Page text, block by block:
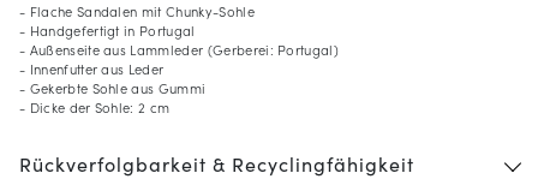
- Flache Sandalen mit Chunky-Sohle
- Handgefertigt in Portugal
- Außenseite aus Lammleder (Gerberei: Portugal)
- Innenfutter aus Leder
- Gekerbte Sohle aus Gummi
- Dicke der Sohle: 2 cm
Rückverfolgbarkeit & Recyclingfähigkeit